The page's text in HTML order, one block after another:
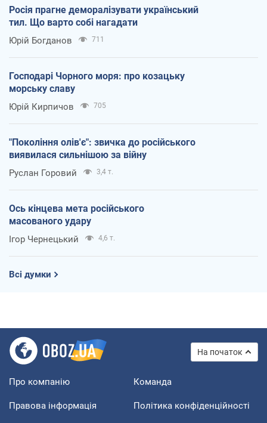
Росія прагне деморалізувати український
тил. Що варто собі нагадати
Юрій Богданов 711
Господарі Чорного моря: про козацьку
морську славу
Юрій Кирпичов 705
"Покоління олів'є": звичка до російського
виявилася сильнішою за війну
Руслан Горовий 3,4 т.
Ось кінцева мета російського
масованого удару
Ігор Чернецький 4,6 т.
Всі думки
На початок
Про компанію Команда
Правова інформація Політика конфіденційності